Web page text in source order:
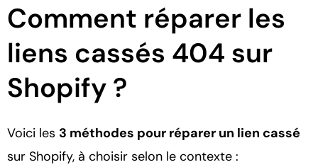
Comment réparer les
liens cassés 404 sur
Shopify ?
Voici les 3 méthodes pour réparer un lien cassé
sur Shopify, à choisir selon le contexte :